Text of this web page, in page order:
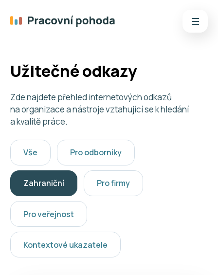
Užitečné odkazy
Zde najdete přehled internetových odkazů
na organizace a nástroje vztahující se k hledání
a kvalitě práce.
Vše Pro odborníky
Zahraniční Pro firmy
Pro veřejnost
Kontextové ukazatele